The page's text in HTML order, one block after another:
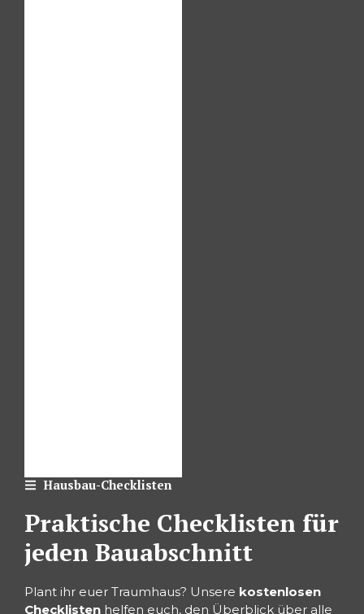
Hausbau-Checklisten
Praktische Checklisten für
jeden Bauabschnitt
Plant ihr euer Traumhaus? Unsere kostenlosen
Checklisten helfen euch, den Überblick über alle